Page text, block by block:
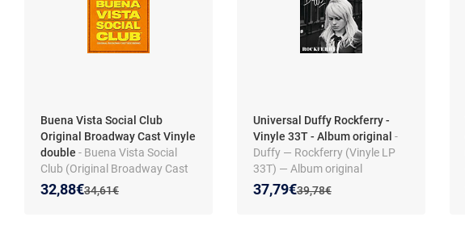
Buena Vista Social Club
Original Broadway Cast Vinyle
double - Buena Vista Social
Club (Original Broadway Cast
Recording) - Double Vinyle
Ancien prix :
34,61€
Nouveau prix :
32,88€
Réduction de :
Universal Duffy Rockferry -
Vinyle 33T - Album original -
Duffy — Rockferry (Vinyle LP
33T) — Album original
Ancien prix :
39,78€
Nouveau prix :
37,79€
Réduction de :